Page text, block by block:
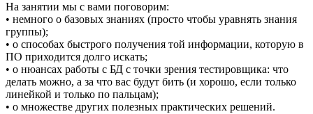
На занятии мы с вами поговорим:
• немного о базовых знаниях (просто чтобы уравнять знания
группы);
• о способах быстрого получения той информации, которую в
ПО приходится долго искать;
• о нюансах работы с БД с точки зрения тестировщика: что
делать можно, а за что вас будут бить (и хорошо, если только
линейкой и только по пальцам);
• о множестве других полезных практических решений.